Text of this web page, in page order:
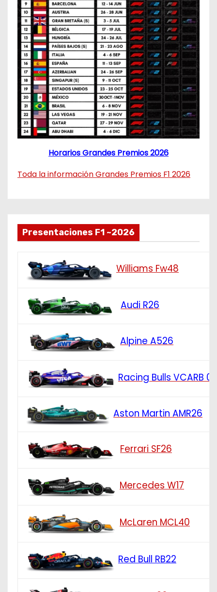
Horarios Grandes Premios 2026
Toda la información Grandes Premios F1 2026
Presentaciones F1 ~2026
Williams Fw48
Audi R26
Alpine A526
Racing Bulls VCARB 03
Aston Martin AMR26
Ferrari SF26
Mercedes W17
McLaren MCL40
Red Bull RB22